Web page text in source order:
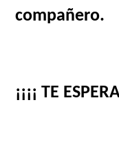
compañero.
¡¡¡¡ TE